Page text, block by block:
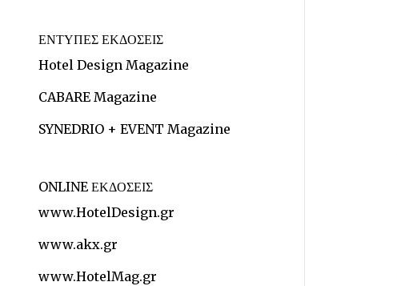
ΕΝΤΥΠΕΣ ΕΚΔΟΣΕΙΣ
Hotel Design Magazine
CABARE Magazine
SYNEDRIO + EVENT Magazine
ONLINE ΕΚΔΟΣΕΙΣ
www.HotelDesign.gr
www.akx.gr
www.HotelMag.gr